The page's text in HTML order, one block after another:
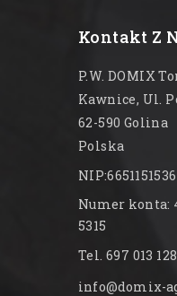
Kontakt Z
P.W. DOMIX
Kawnice, Ul.
62-590 Golina
Polska
NIP:6651151536
Numer konta:
5315
Tel. 697 013
info@domix-